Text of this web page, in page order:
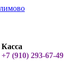
Касса
+7 (910) 293-67-49